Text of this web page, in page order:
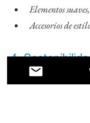
Elementos
Accesorios de
4.
concepto de